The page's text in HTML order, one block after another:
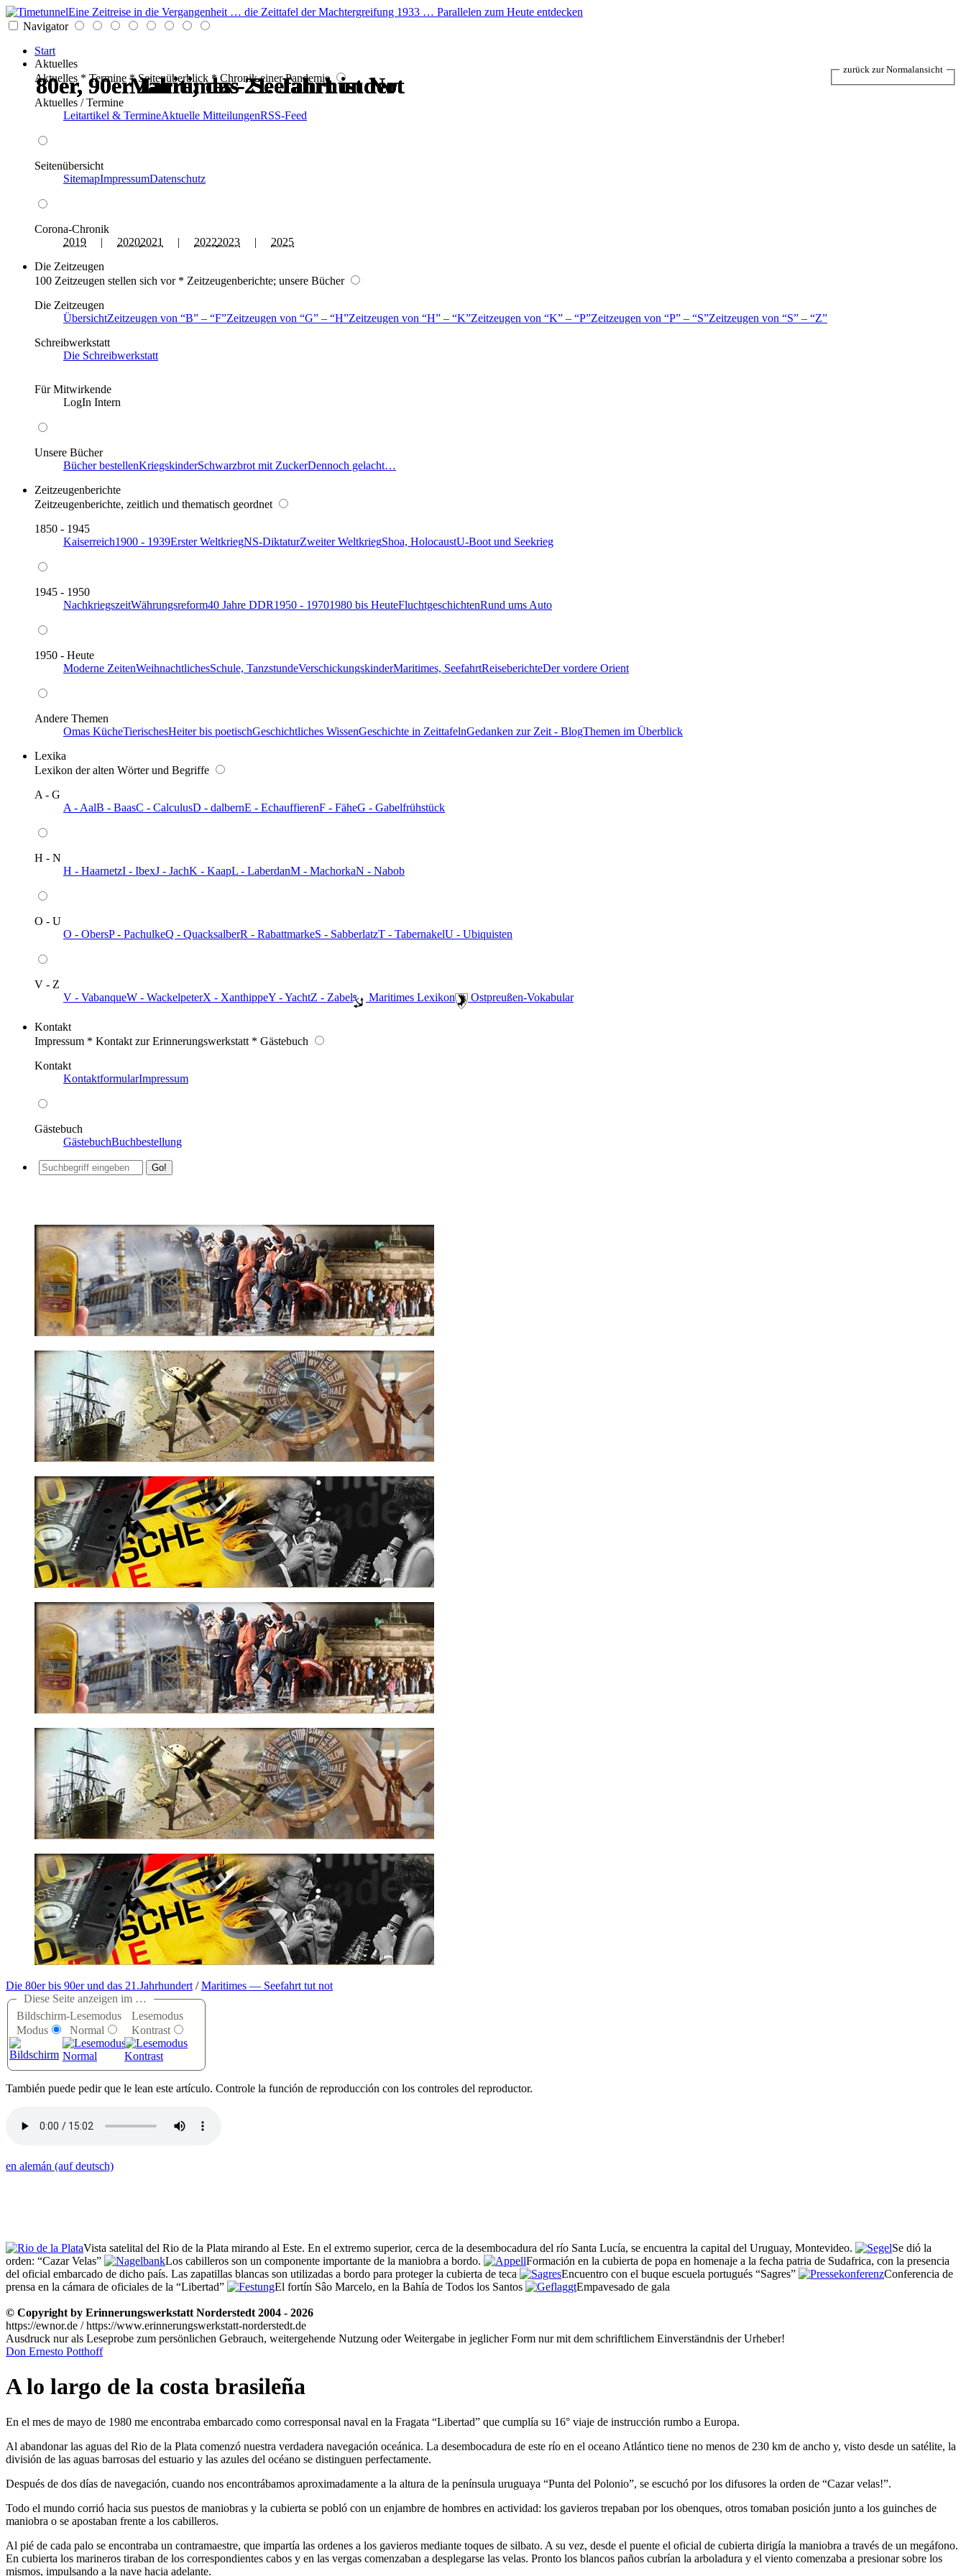
Eine Zeitreise in die Vergangenheit … die Zeittafel der Machtergreifung 1933 … Parallelen zum Heute entdecken
Navigator
Start
Aktuelles
Aktuelles * Termine * Seitenüberblick * Chronik einer Pandemie
Aktuelles / Termine
Leitartikel & TermineAktuelle MitteilungenRSS-Feed
Seitenübersicht
SitemapImpressumDatenschutz
Corona-Chronik
2019 | 20202021 | 20222023 | 2025
Die Zeitzeugen
100 Zeitzeugen stellen sich vor * Zeitzeugenberichte; unsere Bücher
Die Zeitzeugen
ÜbersichtZeitzeugen von B – F Zeitzeugen von G – H Zeitzeugen von H – K Zeitzeugen von K – P Zeitzeugen von P – S Zeitzeugen von S –
Z
Schreibwerkstatt
Die Schreibwerkstatt
Für Mitwirkende
LogIn Intern
Unsere Bücher
Bücher bestellenKriegskinderSchwarzbrot mit ZuckerDennoch gelacht…
Zeitzeugenberichte
Zeitzeugenberichte, zeitlich und thematisch geordnet
1850 - 1945
Kaiserreich1900 - 1939Erster WeltkriegNS-DiktaturZweiter WeltkriegShoa, HolocaustU-Boot und Seekrieg
1945 - 1950
NachkriegszeitWährungsreform40 Jahre DDR1950 - 19701980 bis HeuteFluchtgeschichtenRund ums Auto
1950 - Heute
Moderne ZeitenWeihnachtlichesSchule, TanzstundeVerschickungskinderMaritimes, SeefahrtReiseberichteDer vordere Orient
Andere Themen
Omas KücheTierischesHeiter bis poetischGeschichtliches WissenGeschichte in ZeittafelnGedanken zur Zeit - BlogThemen im Überblick
Lexika
Lexikon der alten Wörter und Begriffe
A - G
A - AalB - BaasC - CalculusD - dalbernE - EchauffierenF - FäheG - Gabelfrühstück
H - N
H - HaarnetzI - IbexJ - JachK - KaapL - LaberdanM - MachorkaN - Nabob
O - U
O - ObersP - PachulkeQ - QuacksalberR - RabattmarkeS - SabberlatzT - TabernakelU - Ubiquisten
V - Z
V - VabanqueW - WackelpeterX - XanthippeY - YachtZ - Zabel ️ Maritimes Lexikon ️ Ostpreußen-Vokabular
Kontakt
Impressum * Kontakt zur Erinnerungswerkstatt * Gästebuch
Kontakt
KontaktformularImpressum
Gästebuch
GästebuchBuchbestellung
80er, 90er Jahre; das 21. Jahrhundert
Maritimes - Seefahrt ist Not
80er, 90er Jahre; das 21. Jahrhundert
80er, 90er Jahre; das 21. Jahrhundert
Maritimes - Seefahrt ist Not
80er, 90er Jahre; das 21. Jahrhundert
Die 80er bis 90er und das 21.Jahrhundert/Maritimes — Seefahrt tut not
Diese Seite anzeigen im …
Bildschirm-
Modus
Lesemodus
Normal
Lesemodus
Kontrast
También puede pedir que le lean este artículo. Controle la función de reproducción con los controles del reproductor.
en alemán (auf deutsch)
Vista satelital del Rio de la Plata mirando al Este. En el extremo superior, cerca de la desembocadura del río Santa Lucía, se encuentra la capital del Uruguay, Montevideo.
Se dió la
orden:
Cazar Velas Los cabilleros son un componente importante de la maniobra a bordo.
Formación en la cubierta de popa en homenaje a la fecha patria de Sudafrica, con la presencia
del oficial embarcado de dicho país. Las zapatillas blancas son utilizadas a bordo para proteger la cubierta de teca
Encuentro con el buque escuela portugués Sagres
Conferencia de
prensa en la cámara de oficiales de la
Libertad El fortín Sâo Marcelo, en la Bahía de Todos los Santos Empavesado de gala
© Copyright by Erinnerungswerkstatt Norderstedt 2004 - 2026
https://ewnor.de / https://www.erinnerungswerkstatt-norderstedt.de
Ausdruck nur als Leseprobe zum persönlichen Gebrauch, weitergehende Nutzung oder Weitergabe in jeglicher Form nur mit dem schriftlichem Einverständnis der Urheber!
zurück zur Normalansicht
Don Ernesto Potthoff
A lo largo de la costa brasileña
En el mes de mayo de 1980 me encontraba embarcado como corresponsal naval en la Fragata Libertad
que cumplía su 16° viaje de instrucción rumbo a Europa.
Al abandonar las aguas del Rio de la Plata comenzó nuestra verdadera navegación oceánica. La desembocadura de este río en el oceano Atlántico tiene no menos de 230 km de ancho y, visto desde un satélite, la
división de las aguas barrosas del estuario y las azules del océano se distinguen perfectamente.
Después de dos días de navegación, cuando nos encontrábamos aproximadamente a la altura de la península uruguaya
Punta del Polonio , se escuchó por los difusores la orden de Cazar velas! .
Todo el mundo corrió hacia sus puestos de maniobras y la cubierta se pobló con un enjambre de hombres en actividad: los gavieros trepaban por los obenques, otros tomaban posición junto a los guinches de
maniobra o se apostaban frente a los cabilleros.
Al pié de cada palo se encontraba un contramaestre, que impartía las ordenes a los gavieros mediante toques de silbato. A su vez, desde el puente el oficial de cubierta dirigía la maniobra a través de un megáfono.
En cubierta los marineros tiraban de los correspondientes cabos y en las vergas comenzaban a desplegarse las velas. Pronto los blancos paños cubrían la arboladura y el viento comenzaba a presionar sobre los
mismos, impulsando a la nave hacia adelante.